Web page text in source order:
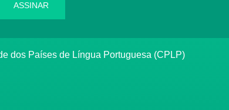
ASSINAR
dos Países de Língua Portuguesa (CPLP)